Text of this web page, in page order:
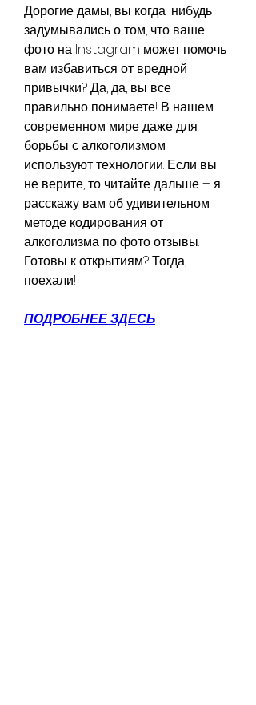
Дорогие дамы, вы когда-нибудь
задумывались о том, что ваше
фото на Instagram может помочь
вам избавиться от вредной
привычки? Да, да, вы все
правильно понимаете! В нашем
современном мире даже для
борьбы с алкоголизмом
используют технологии. Если вы
не верите, то читайте дальше – я
расскажу вам об удивительном
методе кодирования от
алкоголизма по фото отзывы.
Готовы к открытиям? Тогда,
поехали!
ПОДРОБНЕЕ ЗДЕСЬ